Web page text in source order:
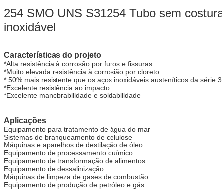
254 SMO UNS S31254 Tubo sem
inoxidável
Características do projeto
*Alta resistência à corrosão por furos e fissuras
*Muito elevada resistência à corrosião por cloreto
* 50% mais resistente que os aços inoxidáveis austeníticos da série
*Excelente resistência ao impacto
*Excelente manobrabilidade e soldabilidade
Aplicações
Equipamento para tratamento de água do mar
Sistemas de branqueamento de celulose
Máquinas e aparelhos de destilação de óleo
Equipamento de processamento químico
Equipamento de transformação de alimentos
Equipamento de dessalinização
Máquinas de limpeza de gases de combustão
Equipamento de produção de petróleo e gás